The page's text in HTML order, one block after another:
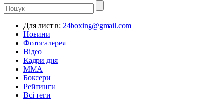
Для листів: 24boxing@gmail.com
Новини
Фотогалерея
Відео
Кадри дня
ММА
Боксери
Рейтинги
Всі теги